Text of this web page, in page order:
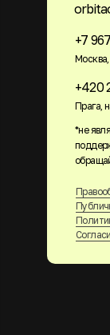
+7
+420
Прага,
*не